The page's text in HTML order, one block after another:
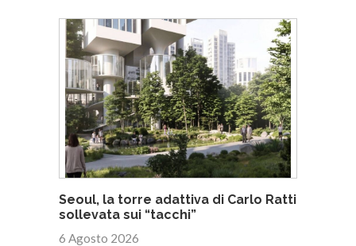
Seoul, la torre adattiva di Carlo Ratti
sollevata sui “tacchi”
6 Agosto 2026